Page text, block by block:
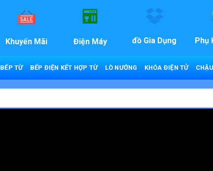
Khuyến Mãi Điện Máy đồ Gia Dụng Phụ
BẾP TỪ BẾP ĐIỆN KẾT HỢP TỪ LÒ NƯỚNG KHÓA ĐIỆN TỬ